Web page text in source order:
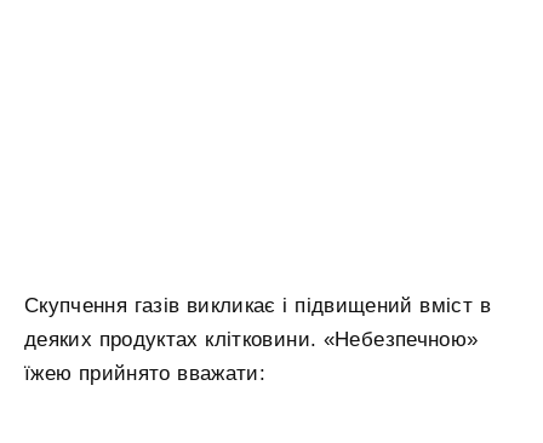
Скупчення газів викликає і підвищений вміст в
деяких продуктах клітковини. «Небезпечною»
їжею прийнято вважати: